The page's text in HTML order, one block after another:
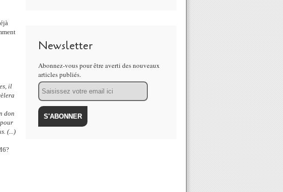
il
don
(...)
Newsletter
Abonnez-vous pour être averti des nouveaux
articles publiés.
Email